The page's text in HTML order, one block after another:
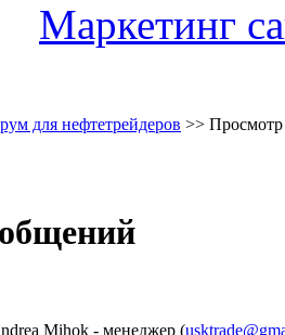
Маркетинг
для нефтетрейдеров >>
Mihok - менеджер (